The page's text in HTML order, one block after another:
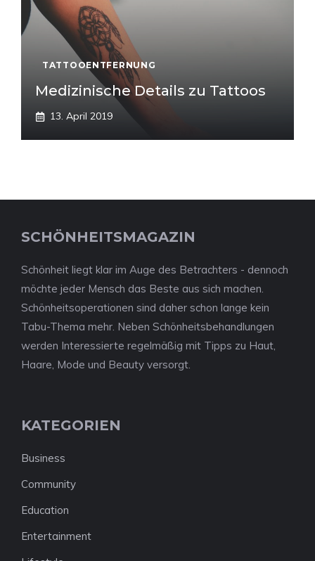
TATTOOENTFERNUNG
Medizinische Details zu Tattoos
13. April 2019
SCHÖNHEITSMAGAZIN
Schönheit liegt klar im Auge des Betrachters - dennoch
möchte jeder Mensch das Beste aus sich machen.
Schönheitsoperationen sind daher schon lange kein
Tabu-Thema mehr. Neben Schönheitsbehandlungen
werden Interessierte regelmäßig mit Tipps zu Haut,
Haare, Mode und Beauty versorgt.
KATEGORIEN
Business
Community
Education
Entertainment